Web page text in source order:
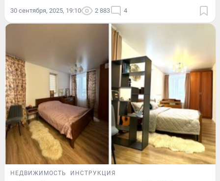
30 сентября, 2025, 19:10 2 883 4
НЕДВИЖИМОСТЬ ИНСТРУКЦИЯ